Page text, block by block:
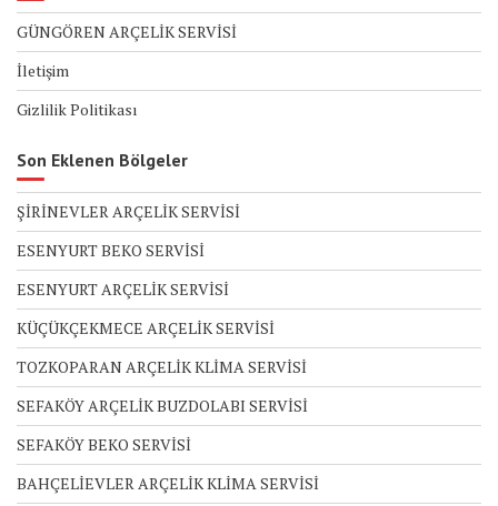
GÜNGÖREN ARÇELİK SERVİSİ
İletişim
Gizlilik Politikası
Son Eklenen Bölgeler
ŞİRİNEVLER ARÇELİK SERVİSİ
ESENYURT BEKO SERVİSİ
ESENYURT ARÇELİK SERVİSİ
KÜÇÜKÇEKMECE ARÇELİK SERVİSİ
TOZKOPARAN ARÇELİK KLİMA SERVİSİ
SEFAKÖY ARÇELİK BUZDOLABI SERVİSİ
SEFAKÖY BEKO SERVİSİ
BAHÇELİEVLER ARÇELİK KLİMA SERVİSİ